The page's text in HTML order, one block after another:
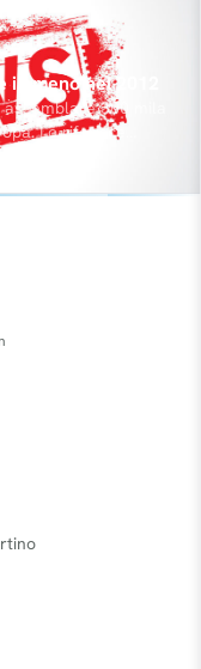
meno nel 2012
300 mila
Lo riferisce
pesante flessione
del Vecchio
a livello mondiale